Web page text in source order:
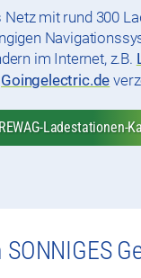
Netz mit rund 300
im Internet, z.B.
Goingelectric.de
Ladestationen-
SONNIGES